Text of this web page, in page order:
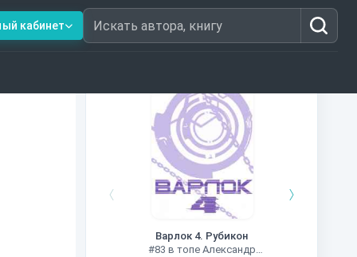
кабинет Искать автора, книгу
Книги из топ-100
Варлок 4. Рубикон
#83 в топе Александр